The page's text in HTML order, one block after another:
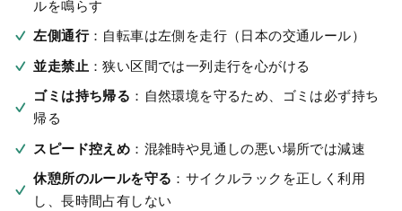
ルを鳴らす
左側通行：自転車は左側を走行（日本の交通ルール）
並走禁止 ：狭い区間では一列走行を心がける
ゴミは持ち帰る ：自然環境を守るため、ゴミは必ず持ち
帰る
スピード控えめ ：混雑時や見通しの悪い場所では減速
休憩所のルールを守る ：サイクルラックを正しく利用
し、長時間占有しない